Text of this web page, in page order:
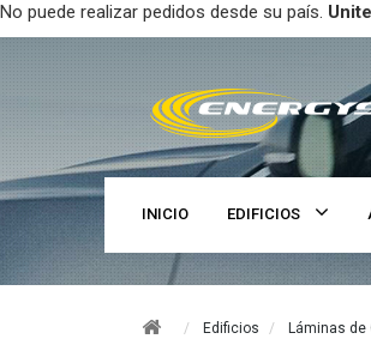
No puede realizar pedidos desde su país.
INICIO EDIFICIOS
Edificios Láminas de